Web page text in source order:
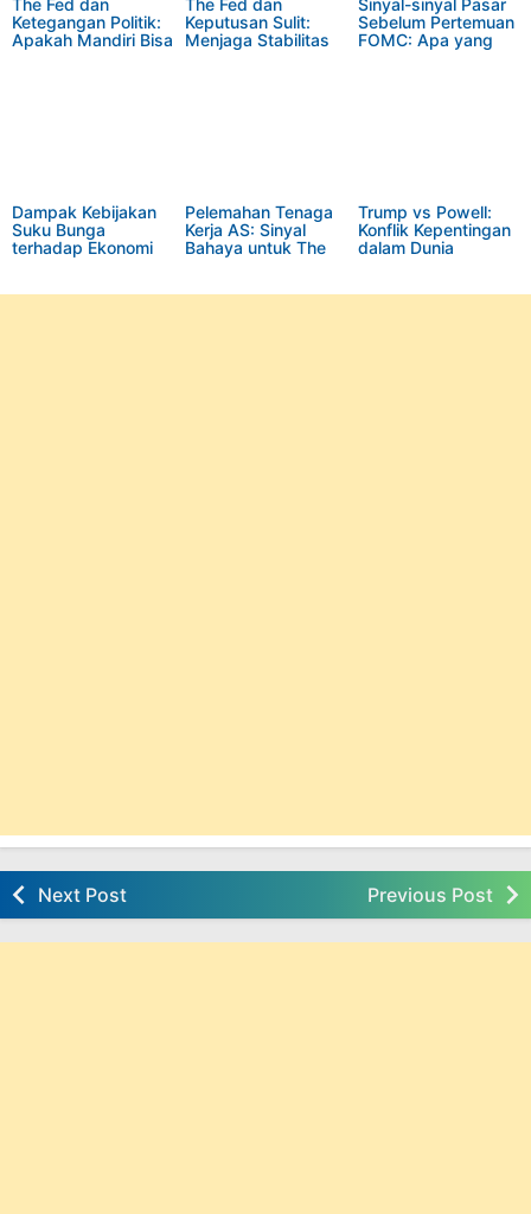
Ketegangan Politik:
Apakah Mandiri Bisa
Keputusan Sulit:
Menjaga Stabilitas
Sebelum Pertemuan
FOMC: Apa yang
Dampak Kebijakan
Suku Bunga
terhadap Ekonomi
Pelemahan Tenaga
Kerja AS: Sinyal
Bahaya untuk The
Trump vs Powell:
Konflik Kepentingan
dalam Dunia
Next Post Previous Post